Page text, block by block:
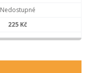
Nedostupné
225 Kč